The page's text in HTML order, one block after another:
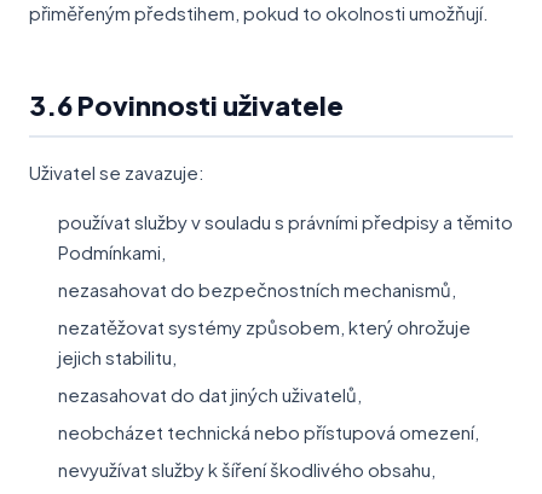
přiměřeným předstihem, pokud to okolnosti umožňují.
3.6 Povinnosti uživatele
Uživatel se zavazuje:
používat služby v souladu s právními předpisy a těmito
Podmínkami,
nezasahovat do bezpečnostních mechanismů,
nezatěžovat systémy způsobem, který ohrožuje
jejich stabilitu,
nezasahovat do dat jiných uživatelů,
neobcházet technická nebo přístupová omezení,
nevyužívat služby k šíření škodlivého obsahu,